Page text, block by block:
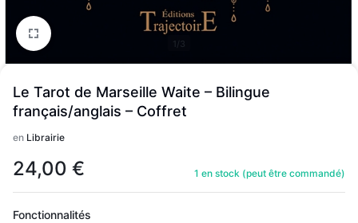
1/3
Le Tarot de Marseille Waite – Bilingue
français/anglais – Coffret
en Librairie
24,00 € 1 en stock (peut être commandé)
Fonctionnalités